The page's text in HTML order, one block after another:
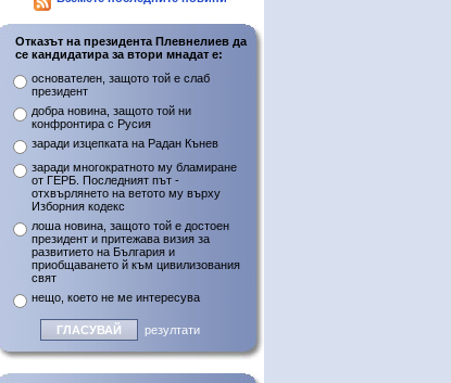
Отказът на президента Плевнелиев да
се кандидатира за втори мнадат е:
основателен, защото той е слаб
президент
добра новина, защото той ни
конфронтира с Русия
заради изцепката на Радан Кънев
заради многократното му бламиране
от ГЕРБ. Последният път -
отхвърлянето на ветото му върху
Изборния кодекс
лоша новина, защото той е достоен
президент и притежава визия за
развитието на България и
приобщаването й към цивилизования
свят
нещо, което не ме интересува
резултати